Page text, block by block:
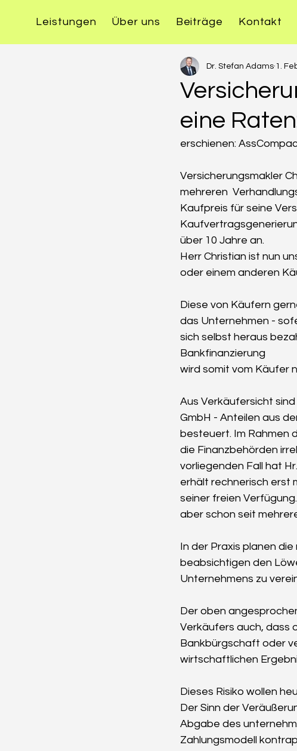
Leistungen Über uns Beiträge Kontakt
eine
Dr. Stefan Adams 1.
erschienen:
Versicherungsmakler
mehreren
Kaufpreis für seine
über 10 Jahre an.
Herr Christian ist nun
oder einem anderen
Diese von Käufern
das Unternehmen -
sich selbst heraus
Bankfinanzierung
wird somit vom Käufer
Aus Verkäufersicht
GmbH - Anteilen aus
besteuert. Im Rahmen
die Finanzbehörden
vorliegenden Fall hat
erhält rechnerisch erst
seiner freien
aber schon seit
In der Praxis planen
beabsichtigen den
Unternehmens zu
Der oben
Verkäufers auch, dass
Bankbürgschaft oder
wirtschaftlichen
Dieses Risiko wollen
Der Sinn der
Abgabe des
Zahlungsmodell